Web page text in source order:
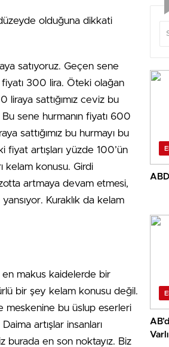
olduğuna dikkati
satıyoruz. Geçen sene
fiyatı 300 lira. Öteki olağan
sattığımız ceviz bu
sene hurmanın fiyatı 600
sattığımız bu hurmayı bu
fiyat artışları yüzde 100’ün
kelam konusu. Girdi
artmaya devam etmesi,
Kuraklık da kelam
en makus kaidelerde bir
bir şey kelam konusu değil.
meskenine bu üslup eserleri
artışlar insanları
burada en son noktayız. Biz